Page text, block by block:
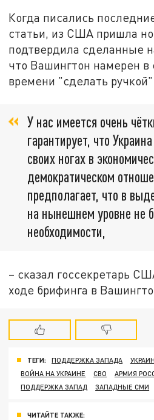
Когда писались
статьи, из США пришла
подтвердила сделанные
что Вашингтон намерен
времени "сделать ручкой"
У нас имеется очень
гарантирует, что
своих ногах в
демократическом
предполагает, что в
на нынешнем уровне не
необходимости,
– сказал госсекретарь
ходе брифинга в
ТЕГИ: ПОДДЕРЖКА ЗАПАДА
ВОЙНА НА УКРАИНЕ
СВО АРМИЯ
ПОДДЕРЖКА ЗАПАД
ЗАПАДНЫЕ СМИ
ЧИТАЙТЕ ТАКЖЕ: